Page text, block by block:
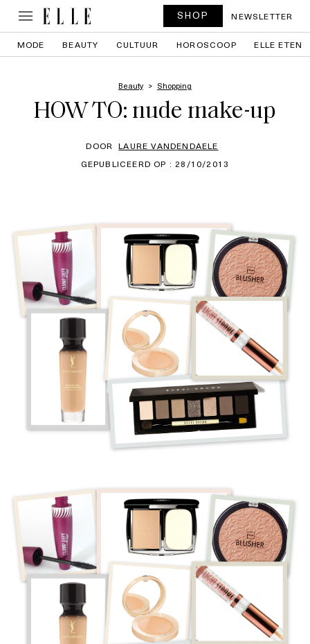
SHOP NEWSLETTER
MODE BEAUTY CULTUUR HOROSCOOP ELLE ETEN
Beauty Shopping
HOW TO: nude make-up
DOOR LAURE VANDENDAELE
GEPUBLICEERD OP : 28/10/2013